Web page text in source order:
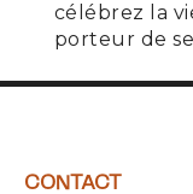
célébrez la
porteur de
CONTACT